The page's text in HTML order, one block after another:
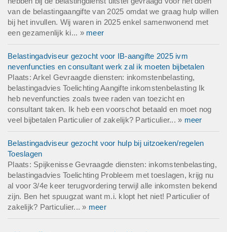
van de belastingaangifte van 2025 omdat we graag hulp willen
bij het invullen. Wij waren in 2025 enkel samenwonend met
een gezamenlijk ki... » meer
Belastingadviseur gezocht voor IB-aangifte 2025 ivm
nevenfuncties en consultant werk zal ik moeten bijbetalen
Plaats: Arkel Gevraagde diensten: inkomstenbelasting,
belastingadvies Toelichting Aangifte inkomstenbelasting Ik
heb nevenfuncties zoals twee raden van toezicht en
consultant taken. Ik heb een voorschot betaald en moet nog
veel bijbetalen Particulier of zakelijk? Particulier... » meer
Belastingadviseur gezocht voor hulp bij uitzoeken/regelen
Toeslagen
Plaats: Spijkenisse Gevraagde diensten: inkomstenbelasting,
belastingadvies Toelichting Probleem met toeslagen, krijg nu
al voor 3/4e keer terugvordering terwijl alle inkomsten bekend
zijn. Ben het spuugzat want m.i. klopt het niet! Particulier of
zakelijk? Particulier... » meer